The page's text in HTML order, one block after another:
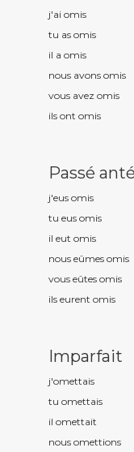
j'ai omis
tu as omis
il a omis
nous avons omis
vous avez omis
ils ont omis
Passé
j'eus omis
tu eus omis
il eut omis
nous eûmes omis
vous eûtes omis
ils eurent omis
Imparfait
j'omettais
tu omettais
il omettait
nous omettions